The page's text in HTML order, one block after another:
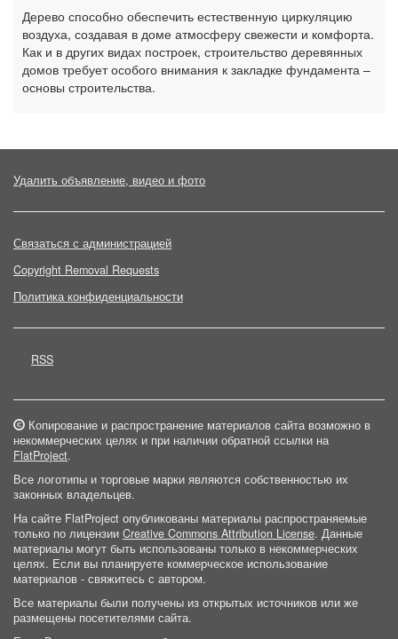
Дерево способно обеспечить естественную циркуляцию
воздуха, создавая в доме атмосферу свежести и комфорта.
Как и в других видах построек, строительство деревянных
домов требует особого внимания к закладке фундамента –
основы строительства.
Удалить объявление, видео и фото
Связаться с администрацией
Copyright Removal Requests
Политика конфиденциальности
RSS
Копирование и распространение материалов сайта возможно в
некоммерческих целях и при наличии обратной ссылки на
FlatProject.
Все логотипы и торговые марки являются собственностью их
законных владельцев.
На сайте FlatProject опубликованы материалы распространяемые
только по лицензии Creative Commons Attribution License. Данные
материалы могут быть использованы только в некоммерческих
целях. Если вы планируете коммерческое использование
материалов - свяжитесь с автором.
Все материалы были получены из открытых источников или же
размещены посетителями сайта.